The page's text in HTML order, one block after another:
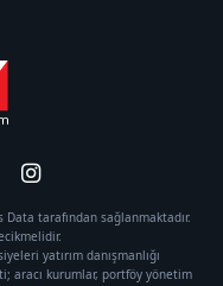
Data tarafından sağlanmaktadır.
yatırım danışmanlığı
aracı kurumlar, portföy yönetim